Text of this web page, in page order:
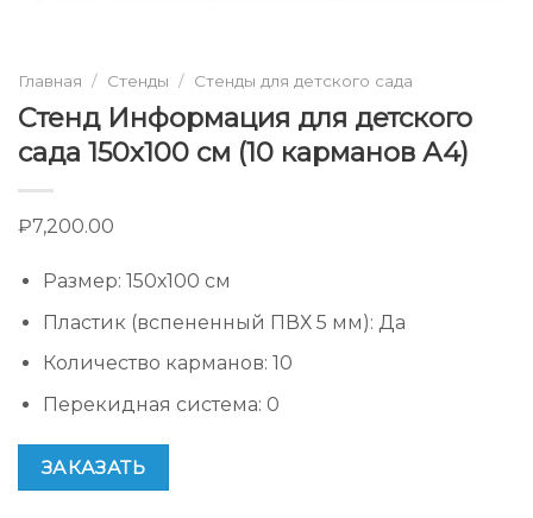
Главная / Стенды / Стенды для детского сада
Стенд Информация для детского
сада 150х100 см (10 карманов А4)
₽7,200.00
Размер: 150х100 см
Пластик (вспененный ПВХ 5 мм): Да
Количество карманов: 10
Перекидная система: 0
ЗАКАЗАТЬ